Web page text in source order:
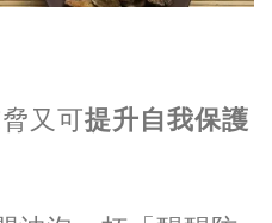
又可提升自我保護